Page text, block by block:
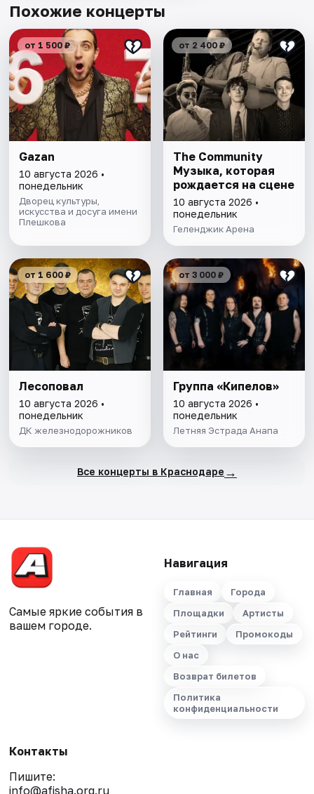
Похожие концерты
от 1 500 ₽
Gazan
10 августа 2026 •
понедельник
Дворец культуры,
искусства и досуга имени
Плешкова
от 2 400 ₽
The Community
Музыка, которая
рождается на сцене
10 августа 2026 •
понедельник
Геленджик Арена
от 1 600 ₽
Лесоповал
10 августа 2026 •
понедельник
ДК железнодорожников
от 3 000 ₽
Группа «Кипелов»
10 августа 2026 •
понедельник
Летняя Эстрада Анапа
Все концерты в Краснодаре →
Самые яркие события в
вашем городе.
Навигация
Главная
Города
Площадки
Артисты
Рейтинги
Промокоды
О нас
Возврат билетов
Политика
конфиденциальности
Контакты
Пишите:
info@afisha.org.ru